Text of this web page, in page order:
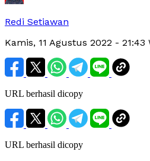
Redi Setiawan
Kamis, 11 Agustus 2022 - 21:43
URL berhasil dicopy
URL berhasil dicopy